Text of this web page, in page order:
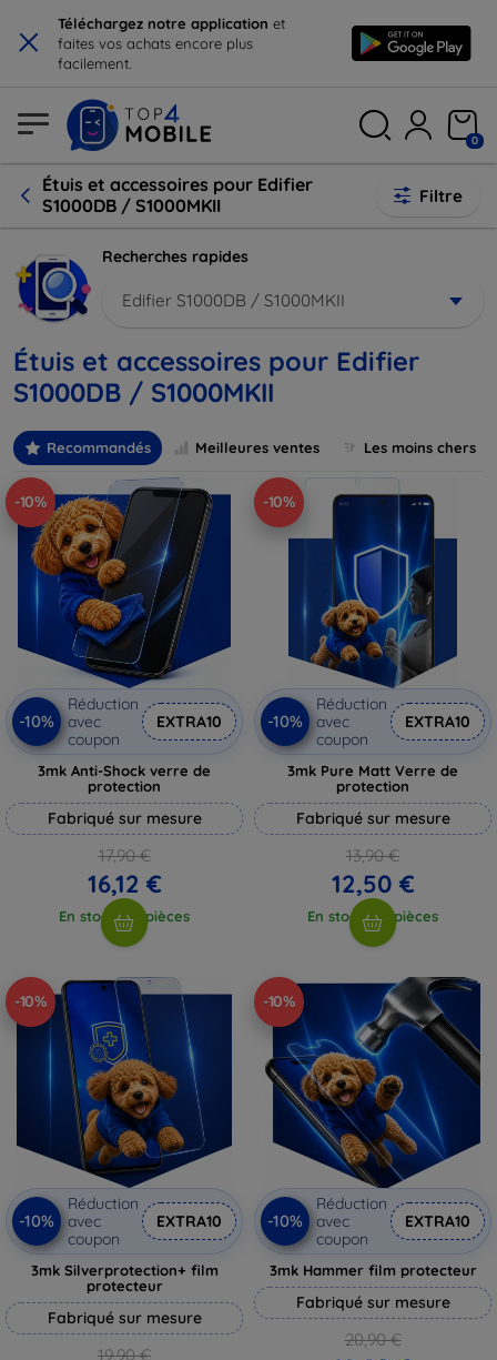
× Téléchargez notre application et
faites vos achats encore plus
facilement.
0
Étuis et accessoires pour Edifier
S1000DB / S1000MKII
Filtre
Recherches rapides
Edifier S1000DB / S1000MKII
Étuis et accessoires pour Edifier
S1000DB / S1000MKII
Recommandés Meilleures ventes Les moins chers
-10%
-10%
Réduction
avec
coupon
EXTRA10
3mk Anti-Shock verre de
protection
Fabriqué sur mesure
17,90 €
16,12 €
En stock > 5 pièces
-10%
-10%
Réduction
avec
coupon
EXTRA10
3mk Pure Matt Verre de
protection
Fabriqué sur mesure
13,90 €
12,50 €
En stock > 5 pièces
-10%
-10%
Réduction
avec
coupon
EXTRA10
3mk Silverprotection+ film
protecteur
Fabriqué sur mesure
19,90 €
-10%
-10%
Réduction
avec
coupon
EXTRA10
3mk Hammer film protecteur
Fabriqué sur mesure
20,90 €